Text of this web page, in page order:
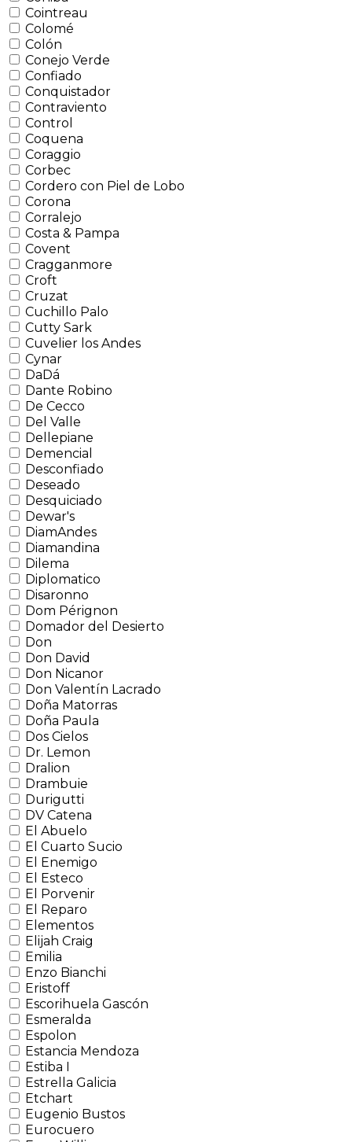
Cointreau
Colomé
Colón
Conejo Verde
Confiado
Conquistador
Contraviento
Control
Coquena
Coraggio
Corbec
Cordero con Piel de Lobo
Corona
Corralejo
Costa & Pampa
Covent
Cragganmore
Croft
Cruzat
Cuchillo Palo
Cutty Sark
Cuvelier los Andes
Cynar
DaDá
Dante Robino
De Cecco
Del Valle
Dellepiane
Demencial
Desconfiado
Deseado
Desquiciado
Dewar's
DiamAndes
Diamandina
Dilema
Diplomatico
Disaronno
Dom Pérignon
Domador del Desierto
Don
Don David
Don Nicanor
Don Valentín Lacrado
Doña Matorras
Doña Paula
Dos Cielos
Dr. Lemon
Dralion
Drambuie
Durigutti
DV Catena
El Abuelo
El Cuarto Sucio
El Enemigo
El Esteco
El Porvenir
El Reparo
Elementos
Elijah Craig
Emilia
Enzo Bianchi
Eristoff
Escorihuela Gascón
Esmeralda
Espolon
Estancia Mendoza
Estiba I
Estrella Galicia
Etchart
Eugenio Bustos
Eurocuero